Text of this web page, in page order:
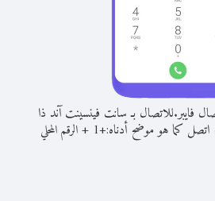
فايبر.للاتصال بـ سانت فينسينت آند ذا
اتصل كما هو موضح أدناه:+
1
+الرقم المحلي